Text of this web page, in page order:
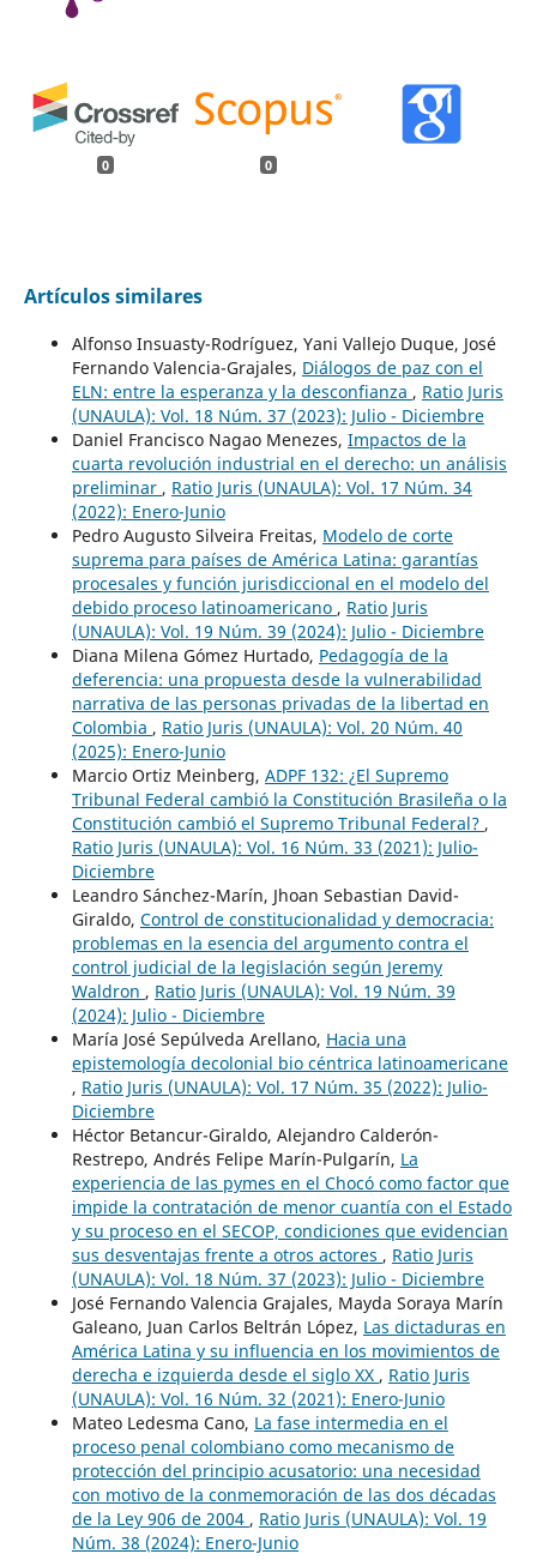
0 0
Artículos similares
Alfonso Insuasty-Rodríguez, Yani Vallejo Duque, José
Fernando Valencia-Grajales, Diálogos de paz con el
ELN: entre la esperanza y la desconfianza , Ratio Juris
(UNAULA): Vol. 18 Núm. 37 (2023): Julio - Diciembre
Daniel Francisco Nagao Menezes, Impactos de la
cuarta revolución industrial en el derecho: un análisis
preliminar , Ratio Juris (UNAULA): Vol. 17 Núm. 34
(2022): Enero-Junio
Pedro Augusto Silveira Freitas, Modelo de corte
suprema para países de América Latina: garantías
procesales y función jurisdiccional en el modelo del
debido proceso latinoamericano , Ratio Juris
(UNAULA): Vol. 19 Núm. 39 (2024): Julio - Diciembre
Diana Milena Gómez Hurtado, Pedagogía de la
deferencia: una propuesta desde la vulnerabilidad
narrativa de las personas privadas de la libertad en
Colombia , Ratio Juris (UNAULA): Vol. 20 Núm. 40
(2025): Enero-Junio
Marcio Ortiz Meinberg, ADPF 132: ¿El Supremo
Tribunal Federal cambió la Constitución Brasileña o la
Constitución cambió el Supremo Tribunal Federal? ,
Ratio Juris (UNAULA): Vol. 16 Núm. 33 (2021): Julio-
Diciembre
Leandro Sánchez-Marín, Jhoan Sebastian David-
Giraldo, Control de constitucionalidad y democracia:
problemas en la esencia del argumento contra el
control judicial de la legislación según Jeremy
Waldron , Ratio Juris (UNAULA): Vol. 19 Núm. 39
(2024): Julio - Diciembre
María José Sepúlveda Arellano, Hacia una
epistemología decolonial bio céntrica latinoamericane
, Ratio Juris (UNAULA): Vol. 17 Núm. 35 (2022): Julio-
Diciembre
Héctor Betancur-Giraldo, Alejandro Calderón-
Restrepo, Andrés Felipe Marín-Pulgarín, La
experiencia de las pymes en el Chocó como factor que
impide la contratación de menor cuantía con el Estado
y su proceso en el SECOP, condiciones que evidencian
sus desventajas frente a otros actores , Ratio Juris
(UNAULA): Vol. 18 Núm. 37 (2023): Julio - Diciembre
José Fernando Valencia Grajales, Mayda Soraya Marín
Galeano, Juan Carlos Beltrán López, Las dictaduras en
América Latina y su influencia en los movimientos de
derecha e izquierda desde el siglo XX , Ratio Juris
(UNAULA): Vol. 16 Núm. 32 (2021): Enero-Junio
Mateo Ledesma Cano, La fase intermedia en el
proceso penal colombiano como mecanismo de
protección del principio acusatorio: una necesidad
con motivo de la conmemoración de las dos décadas
de la Ley 906 de 2004 , Ratio Juris (UNAULA): Vol. 19
Núm. 38 (2024): Enero-Junio